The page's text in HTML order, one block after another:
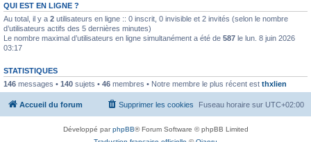
QUI EST EN LIGNE ?
Au total, il y a 2 utilisateurs en ligne :: 0 inscrit, 0 invisible et 2 invités (selon le nombre
d’utilisateurs actifs des 5 dernières minutes)
Le nombre maximal d’utilisateurs en ligne simultanément a été de 587 le lun. 8 juin 2026
03:17
STATISTIQUES
146 messages • 140 sujets • 46 membres • Notre membre le plus récent est thxlien
Accueil du forum Fuseau horaire sur UTC+02:00
Supprimer les cookies
Développé parphpBB® Forum Software © phpBB Limited